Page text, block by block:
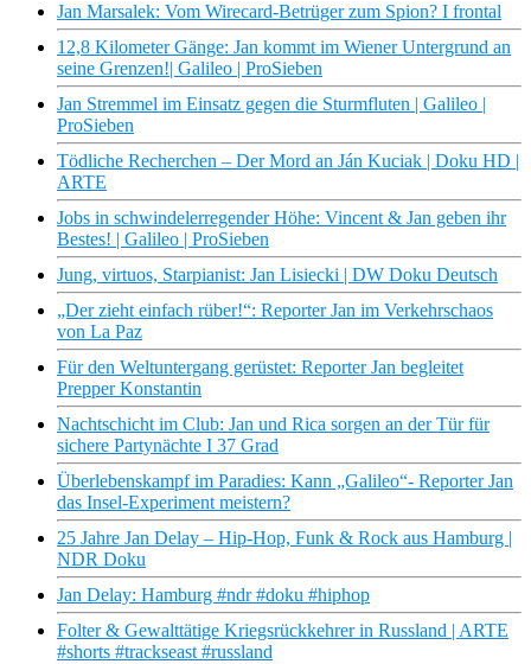
Jan Marsalek: Vom Wirecard-Betrüger zum Spion? I frontal
12,8 Kilometer Gänge: Jan kommt im Wiener Untergrund an
seine Grenzen!| Galileo | ProSieben
Jan Stremmel im Einsatz gegen die Sturmfluten | Galileo |
ProSieben
Tödliche Recherchen – Der Mord an Ján Kuciak | Doku HD |
ARTE
Jobs in schwindelerregender Höhe: Vincent & Jan geben ihr
Bestes! | Galileo | ProSieben
Jung, virtuos, Starpianist: Jan Lisiecki | DW Doku Deutsch
„Der zieht einfach rüber!“: Reporter Jan im Verkehrschaos
von La Paz
Für den Weltuntergang gerüstet: Reporter Jan begleitet
Prepper Konstantin
Nachtschicht im Club: Jan und Rica sorgen an der Tür für
sichere Partynächte I 37 Grad
Überlebenskampf im Paradies: Kann „Galileo“- Reporter Jan
das Insel-Experiment meistern?
25 Jahre Jan Delay – Hip-Hop, Funk & Rock aus Hamburg |
NDR Doku
Jan Delay: Hamburg #ndr #doku #hiphop
Folter & Gewalttätige Kriegsrückkehrer in Russland | ARTE
#shorts #trackseast #russland